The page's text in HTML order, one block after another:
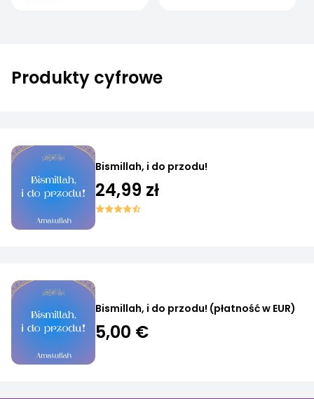
Produkty cyfrowe
Bismillah, i do przodu!
24,99 zł
Bismillah, i do przodu! (płatność w EUR)
5,00 €